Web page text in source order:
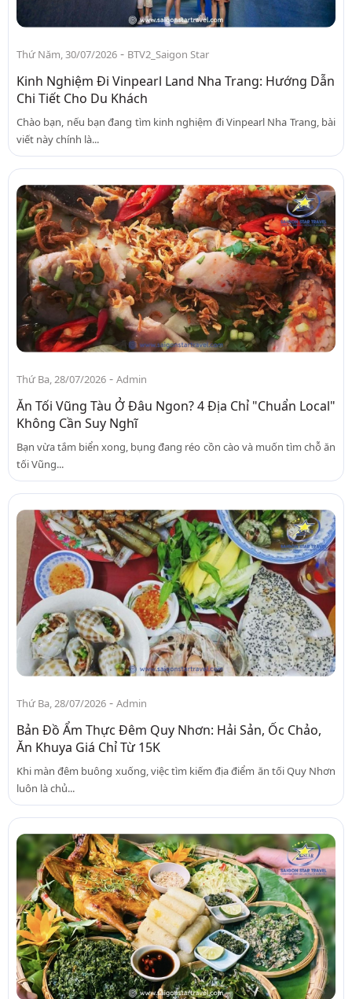
Thứ Năm, 30/07/2026 - BTV2_Saigon Star
Kinh Nghiệm Đi Vinpearl Land Nha Trang: Hướng Dẫn
Chi Tiết Cho Du Khách
Chào bạn, nếu bạn đang tìm kinh nghiệm đi Vinpearl Nha Trang, bài
viết này chính là...
Thứ Ba, 28/07/2026 - Admin
Ăn Tối Vũng Tàu Ở Đâu Ngon? 4 Địa Chỉ "Chuẩn Local"
Không Cần Suy Nghĩ
Bạn vừa tắm biển xong, bụng đang réo cồn cào và muốn tìm chỗ ăn
tối Vũng...
Thứ Ba, 28/07/2026 - Admin
Bản Đồ Ẩm Thực Đêm Quy Nhơn: Hải Sản, Ốc Chảo,
Ăn Khuya Giá Chỉ Từ 15K
Khi màn đêm buông xuống, việc tìm kiếm địa điểm ăn tối Quy Nhơn
luôn là chủ...